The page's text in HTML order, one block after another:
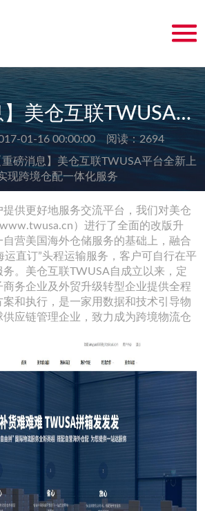
【重磅消息】美仓互联TWUSA平台全新上线 实现跨境仓配一体化服务
01-16 00:00:00 阅读：2694
重磅消息】美仓互联TWUSA平台全新上
现跨境仓配一体化服务
供更好地服务交流平台，我们对美仓
）进行了全面的改版升
营美国海外仓储服务的基础上，融合
运直订”头程运输服务，客户可自行在平
。美仓互联TWUSA自成立以来，定
务企业及外贸升级转型企业提供全程
和执行，是一家用数据和技术引导物
应链管理企业，致力成为跨境物流仓